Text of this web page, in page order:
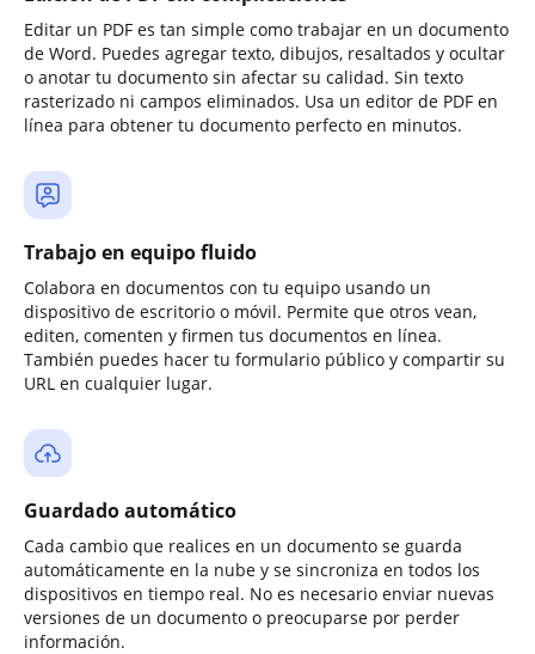
Editar un PDF es tan simple como trabajar en un documento
de Word. Puedes agregar texto, dibujos, resaltados y ocultar
o anotar tu documento sin afectar su calidad. Sin texto
rasterizado ni campos eliminados. Usa un editor de PDF en
línea para obtener tu documento perfecto en minutos.
Trabajo en equipo fluido
Colabora en documentos con tu equipo usando un
dispositivo de escritorio o móvil. Permite que otros vean,
editen, comenten y firmen tus documentos en línea.
También puedes hacer tu formulario público y compartir su
URL en cualquier lugar.
Guardado automático
Cada cambio que realices en un documento se guarda
automáticamente en la nube y se sincroniza en todos los
dispositivos en tiempo real. No es necesario enviar nuevas
versiones de un documento o preocuparse por perder
información.